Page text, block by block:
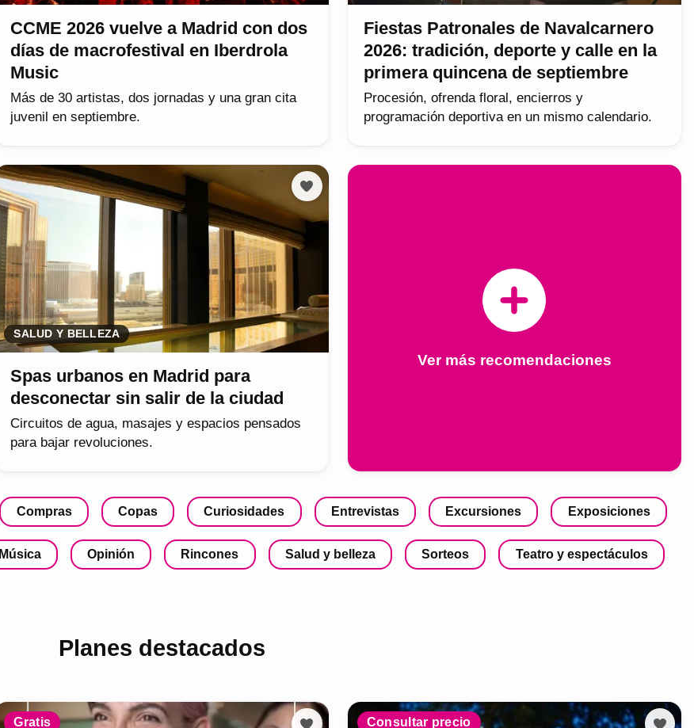
CCME 2026 vuelve a Madrid con dos
días de macrofestival en Iberdrola
Music
Más de 30 artistas, dos jornadas y una gran cita
juvenil en septiembre.
Fiestas Patronales de Navalcarnero
2026: tradición, deporte y calle en la
primera quincena de septiembre
Procesión, ofrenda floral, encierros y
programación deportiva en un mismo calendario.
SALUD Y BELLEZA
Spas urbanos en Madrid para
desconectar sin salir de la ciudad
Circuitos de agua, masajes y espacios pensados
para bajar revoluciones.
Ver más recomendaciones
Compras Copas Curiosidades Entrevistas Excursiones Exposiciones
Música Opinión Rincones Salud y belleza Sorteos Teatro y espectáculos
Planes destacados
Gratis Consultar precio